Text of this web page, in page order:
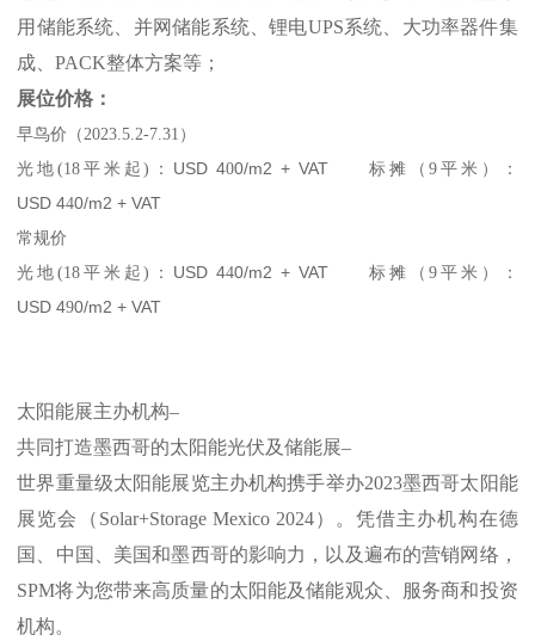
用储能系统、并网储能系统、锂电UPS系统、大功率器件集
成、PACK整体方案等；
展位价格：
早鸟价（ 2023.5.2-7.31 ）
光地(18 平米起) ： USD 400/m2 + VAT 标摊 （9 平米 ）
：
USD 440/m2 + VAT
常规价
光地(18 平米起) ： USD 440/m2 + VAT 标摊 （9 平米 ）
：
USD 490/m2 + VAT
太阳能展主办机构–
共同打造墨西哥的太阳能光伏及储能展–
世界重量级太阳能展览主办机构携手举办2023墨西哥太阳能
展览会（Solar+Storage Mexico 2024）。凭借主办机构在德
国、中国、美国和墨西哥的影响力，以及遍布的营销网络，
SPM将为您带来高质量的太阳能及储能观众、服务商和投资
机构。